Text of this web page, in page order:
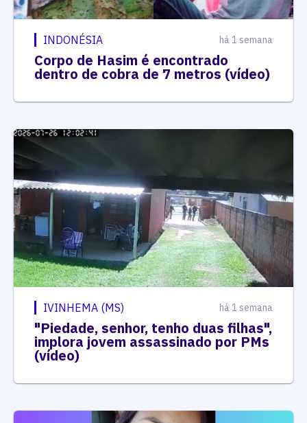
INDONÉSIA há 1 semana
Corpo de Hasim é encontrado
dentro de cobra de 7 metros (vídeo)
IVINHEMA (MS) há 1 semana
"Piedade, senhor, tenho duas filhas",
implora jovem assassinado por PMs
(vídeo)